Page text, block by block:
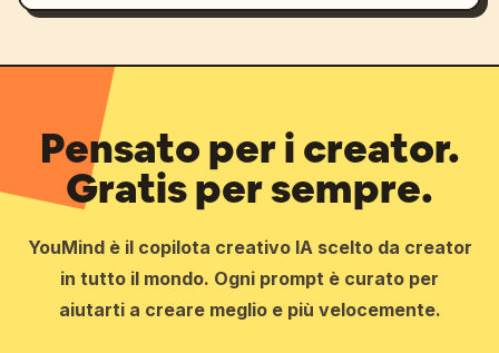
Pensato per i creator.
Gratis per sempre.
YouMind è il copilota creativo IA scelto da creator
in tutto il mondo. Ogni prompt è curato per
aiutarti a creare meglio e più velocemente.